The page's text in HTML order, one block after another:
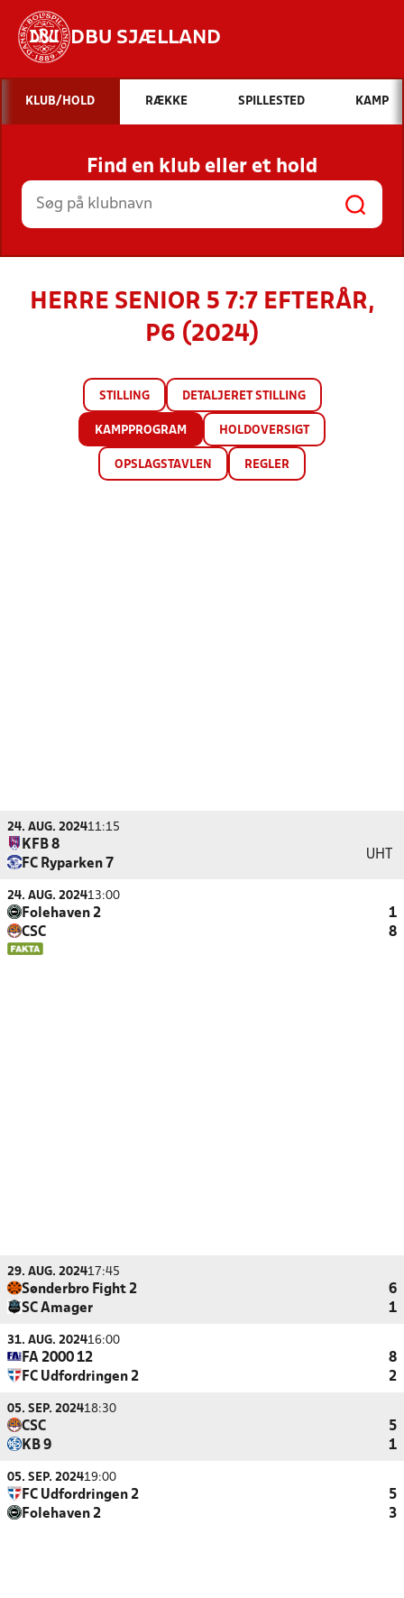
DBU SJÆLLAND
Hvad vil du søge efter?
INDHOLD OG NYHEDER
STILLINGER, RESULTATER, KLUBBER OG
HOLD
KLUB/HOLD RÆKKE SPILLESTED KAMP
Find en klub eller et hold
HERRE SENIOR 5 7:7 EFTERÅR,
P6 (2024)
STILLING DETALJERET STILLING
KAMPPROGRAM HOLDOVERSIGT
OPSLAGSTAVLEN REGLER
24. AUG. 202411:15
KFB 8
FC Ryparken 7
UHT
24. AUG. 202413:00
Folehaven 2
1
CSC
8
29. AUG. 202417:45
Sønderbro Fight 2
6
SC Amager
1
31. AUG. 202416:00
FA 2000 12
8
FC Udfordringen 2
2
05. SEP. 202418:30
CSC
5
KB 9
1
05. SEP. 202419:00
FC Udfordringen 2
5
Folehaven 2
3